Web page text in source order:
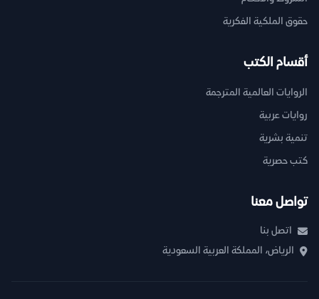
حقوق الملكية الفكرية
أقسام الكتب
الروايات العالمية المترجمة
روايات عربية
تنمية بشرية
كتب حصرية
تواصل معنا
اتصل بنا
الرياض، المملكة العربية السعودية